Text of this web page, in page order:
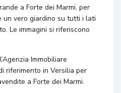
a Forte dei Marmi, per
un vero giardino su tutti i lati
Le immagini si riferiscono
Immobiliare
riferimento in Versilia per
a Forte dei Marmi.